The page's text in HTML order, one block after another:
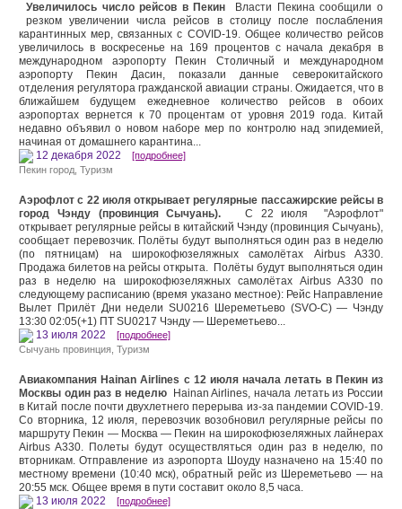
Увеличилось число рейсов в Пекин Власти Пекина сообщили о
резком увеличении числа рейсов в столицу после послабления
карантинных мер, связанных с COVID-19. Общее количество рейсов
увеличилось в воскресенье на 169 процентов с начала декабря в
международном аэропорту Пекин Столичный и международном
аэропорту Пекин Дасин, показали данные северокитайского
отделения регулятора гражданской авиации страны. Ожидается, что в
ближайшем будущем ежедневное количество рейсов в обоих
аэропортах вернется к 70 процентам от уровня 2019 года. Китай
недавно объявил о новом наборе мер по контролю над эпидемией,
начиная от домашнего карантина...
12 декабря 2022 [подробнее]
Пекин город Туризм
Аэрофлот с 22 июля открывает регулярные пассажирские рейсы в
город Чэнду (провинция Сычуань).
С 22 июля "Аэрофлот"
открывает регулярные рейсы в китайский Чэнду (провинция Сычуань),
сообщает перевозчик. Полёты будут выполняться один раз в неделю
(по пятницам) на широкофюзеляжных самолётах Airbus A330.
Продажа билетов на рейсы открыта. Полёты будут выполняться один
раз в неделю на широкофюзеляжных самолётах Airbus A330 по
следующему расписанию (время указано местное): Рейс Направление
Вылет Прилёт Дни недели SU0216 Шереметьево (SVO-C) — Чэнду
13:30 02:05(+1) ПТ SU0217 Чэнду — Шереметьево...
13 июля 2022 [подробнее]
Сычуань провинция Туризм
Авиакомпания Hainan Airlines с 12 июля начала летать в Пекин из
Москвы один раз в неделюHainan Airlines, начала летать из России
в Китай после почти двухлетнего перерыва из-за пандемии COVID-19.
Со вторника, 12 июля, перевозчик возобновил регулярные рейсы по
маршруту Пекин — Москва — Пекин на широкофюзеляжных лайнерах
Airbus A330. Полеты будут осуществляться один раз в неделю, по
вторникам. Отправление из аэропорта Шоуду назначено на 15:40 по
местному времени (10:40 мск), обратный рейс из Шереметьево — на
20:55 мск. Общее время в пути составит около 8,5 часа.
13 июля 2022 [подробнее]